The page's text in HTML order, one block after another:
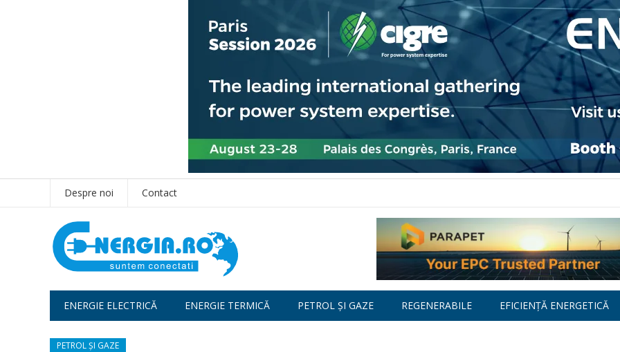
Despre noi Contact
ENERGIE ELECTRICĂ ENERGIE TERMICĂ PETROL ȘI GAZE REGENERABILE EFICIENȚĂ ENERGETICĂ
PETROL ȘI GAZE